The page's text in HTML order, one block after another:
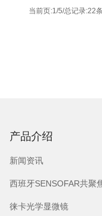
当前页:1/5/总记录:22条
产品介绍
新闻资讯
西班牙SENSOFAR共聚
徕卡光学显微镜